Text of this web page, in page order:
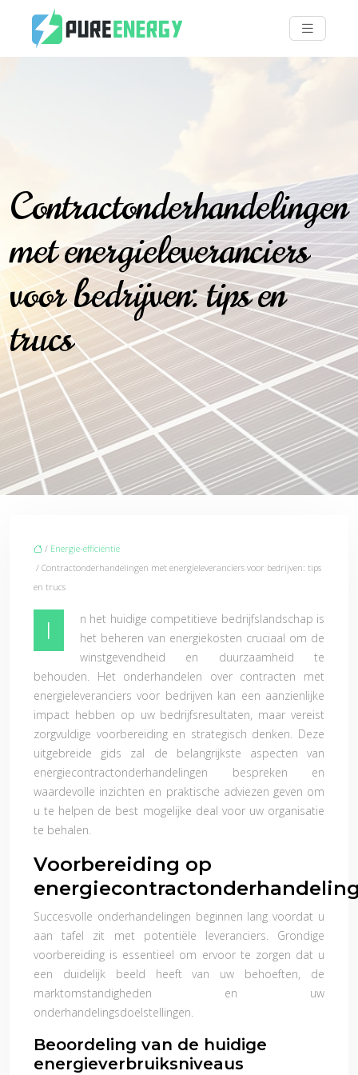
Contractonderhandelingen
met energieleveranciers
voor bedrijven: tips en
trucs
/ Energie-efficiëntie
/ Contractonderhandelingen met energieleveranciers voor bedrijven: tips
en trucs
I
n het huidige competitieve bedrijfslandschap is
het beheren van energiekosten cruciaal om de
winstgevendheid en duurzaamheid te
behouden. Het onderhandelen over contracten met
energieleveranciers voor bedrijven kan een aanzienlijke
impact hebben op uw bedrijfsresultaten, maar vereist
zorgvuldige voorbereiding en strategisch denken. Deze
uitgebreide gids zal de belangrijkste aspecten van
energiecontractonderhandelingen bespreken en
waardevolle inzichten en praktische adviezen geven om
u te helpen de best mogelijke deal voor uw organisatie
te behalen.
Voorbereiding op
Succesvolle onderhandelingen beginnen lang voordat u
aan tafel zit met potentiële leveranciers. Grondige
voorbereiding is essentieel om ervoor te zorgen dat u
een duidelijk beeld heeft van uw behoeften, de
marktomstandigheden en uw
onderhandelingsdoelstellingen.
Beoordeling van de huidige
energieverbruiksniveaus